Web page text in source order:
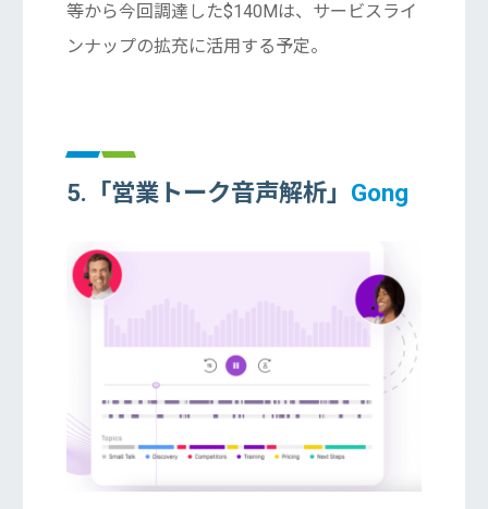
等から今回調達した$140Mは、サービスライ
ンナップの拡充に活用する予定。
5.「営業トーク音声解析」 Gong